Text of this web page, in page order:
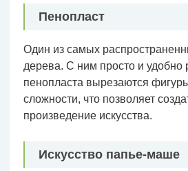
Пенопласт
Один из самых
дерева. С ним просто и удобно
пенопласта вырезаются
сложности, что позволяет
произведение искусства.
Искусство папье-маше